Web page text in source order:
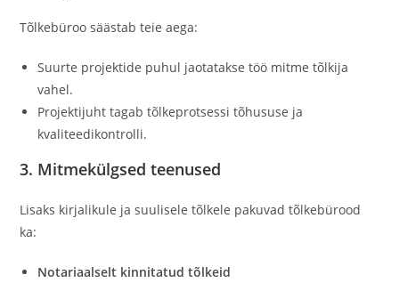
Tõlkebüroo säästab teie aega:
Suurte projektide puhul jaotatakse töö mitme tõlkija
vahel.
Projektijuht tagab tõlkeprotsessi tõhususe ja
kvaliteedikontrolli.
3. Mitmekülgsed teenused
Lisaks kirjalikule ja suulisele tõlkele pakuvad tõlkebürood
ka:
Notariaalselt kinnitatud tõlkeid